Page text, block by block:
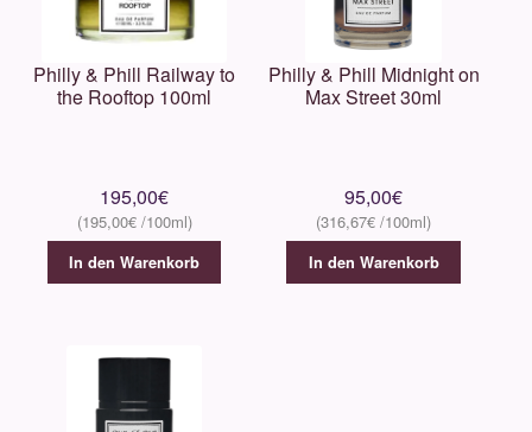
Philly & Phill Railway to
the Rooftop 100ml
195,00€
195,00€
In den Warenkorb
Philly & Phill Midnight on
Max Street 30ml
95,00€
316,67€
In den Warenkorb